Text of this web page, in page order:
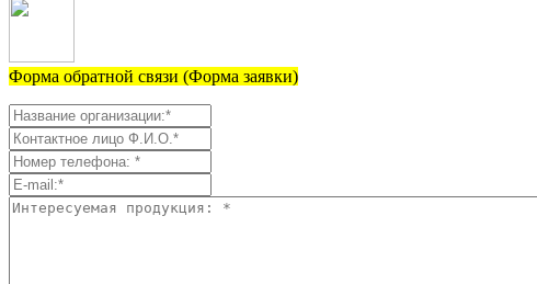
Форма обратной связи (Форма заявки)